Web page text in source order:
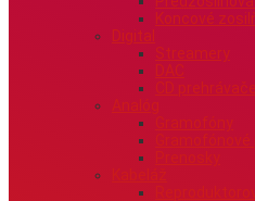
Koncové
Digital
Streamery
DAC
CD prehrávače
Analóg
Gramofóny